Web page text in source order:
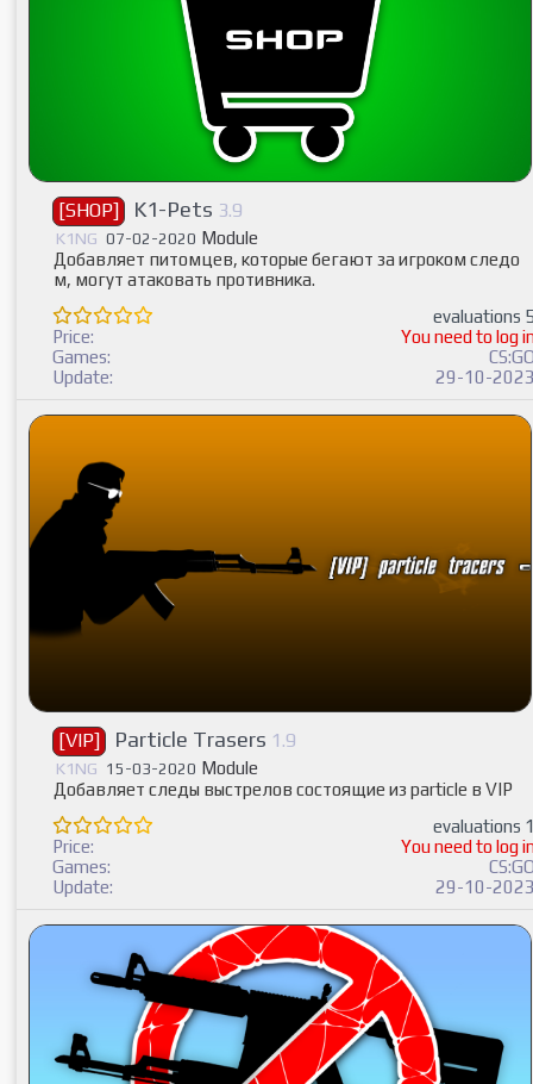
[SHOP] K1-Pets 3.9
K1NG 07-02-2020 Module
Добавляет питомцев, которые бегают за игроком следо
м, могут атаковать противника.
evaluations
Price:
You need to log
Games:
Update:
29-10-
[VIP] Particle Trasers 1.9
K1NG 15-03-2020 Module
Добавляет следы выстрелов состоящие из particle в VIP
evaluations
Price:
You need to log
Games:
Update:
29-10-